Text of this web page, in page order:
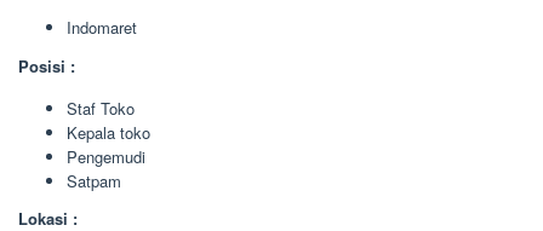
Indomaret
Posisi :
Staf Toko
Kepala toko
Pengemudi
Satpam
Lokasi :